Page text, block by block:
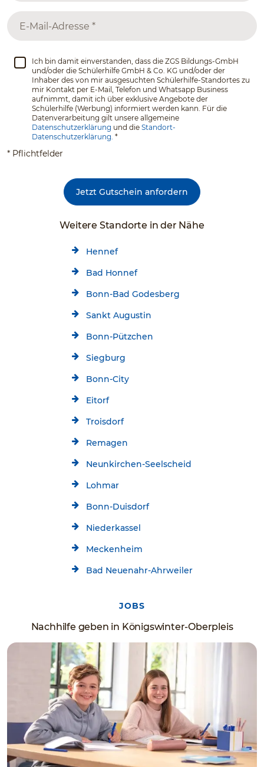
Ich bin damit einverstanden, dass die ZGS Bildungs-GmbH
und/oder die Schülerhilfe GmbH & Co. KG und/oder der
Inhaber des von mir ausgesuchten Schülerhilfe-Standortes zu
mir Kontakt per E-Mail, Telefon und Whatsapp Business
aufnimmt, damit ich über exklusive Angebote der
Schülerhilfe (Werbung) informiert werden kann. Für die
Datenverarbeitung gilt unsere allgemeine
Datenschutzerklärung und die Standort-
Datenschutzerklärung. *
* Pflichtfelder
Jetzt Gutschein anfordern
Weitere Standorte in der Nähe
Hennef
Bad Honnef
Bonn-Bad Godesberg
Sankt Augustin
Bonn-Pützchen
Siegburg
Bonn-City
Eitorf
Troisdorf
Remagen
Neunkirchen-Seelscheid
Lohmar
Bonn-Duisdorf
Niederkassel
Meckenheim
Bad Neuenahr-Ahrweiler
JOBS
Nachhilfe geben in Königswinter-Oberpleis